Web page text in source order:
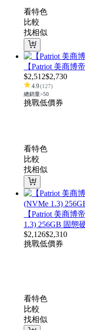
看特色
比較
找相似
【Patriot 美商博
$2,512$2,730
4.9(127)
總銷量>50
挑戰低價券
看特色
比較
找相似
【Patriot 美商博
1.3) 256GB 固態
$2,126$2,310
挑戰低價券
看特色
比較
找相似